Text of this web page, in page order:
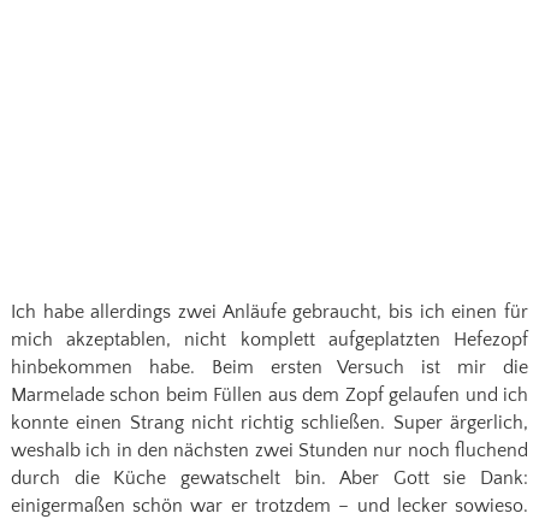
Ich habe allerdings zwei Anläufe gebraucht, bis ich einen für
mich akzeptablen, nicht komplett aufgeplatzten Hefezopf
hinbekommen habe. Beim ersten Versuch ist mir die
Marmelade schon beim Füllen aus dem Zopf gelaufen und ich
konnte einen Strang nicht richtig schließen. Super ärgerlich,
weshalb ich in den nächsten zwei Stunden nur noch fluchend
durch die Küche gewatschelt bin. Aber Gott sie Dank:
einigermaßen schön war er trotzdem – und lecker sowieso.